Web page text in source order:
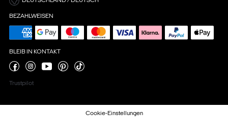
BEZAHLWEISEN
BLEIB IN KONTAKT
Trustpilot
Cookie-Einstellungen